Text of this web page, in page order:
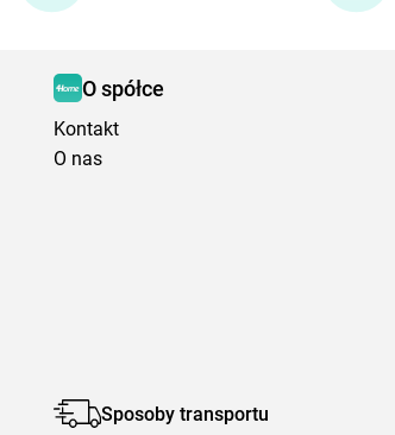
O spółce
Kontakt
O nas
Sposoby transportu